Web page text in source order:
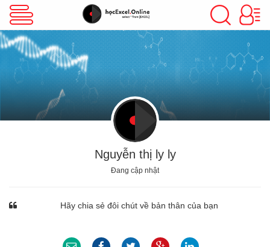
VBA Excel
Excel Cơ Bản
Excel Nâng Cao
Nguyễn thị ly ly
Đang cập nhật
Hãy chia sẻ đôi chút về bản thân của bạn